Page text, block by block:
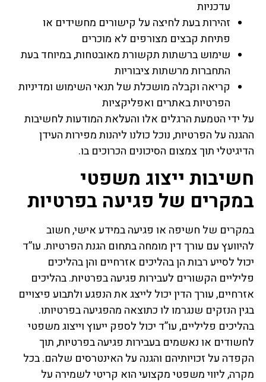
עדכניות
זהירות בעת לחיצה על קישורים מחשידים או
פתיחת קבצים מצורפים לא מוכרים
שימוש ברשתות תקשורת מאובטחות, במיוחד בעת
התחברות מרשתות ציבוריות
קריאה וקבלה מושכלת של תנאי השימוש ומדיניות
הפרטיות באתרים ואפליקציות
על ידי הטמעת הרגלים אלו והעלאת המודעות לחשיבות
ההגנה על הפרטיות, נוכל כולנו ליהנות מפירות העידן
הדיגיטלי תוך צמצום הסיכונים הכרוכים בו.
חשיבות ייצוג משפטי
במקרים של פגיעה בפרטיות
במקרים של חשיפה או פגיעה במידע אישי, חשוב
להיוועץ עם עורך דין מומחה בתחום הגנת הפרטיות. עו”ד
יכול לסייע רבות הן בהליכים אזרחיים והן בהליכים
פליליים הקשורים לעבירות פגיעה בפרטיות. בהליכים
אזרחיים, עורך הדין יכול לייצג את הנפגע ולתבוע פיצויים
בגין הנזקים שנגרמו לו כתוצאה מהפגיעה בפרטיותו.
בהליכים פליליים, עו”ד יכול לספק ייעוץ וייצוג משפטי
לחשודים או נאשמים בעבירות פגיעה בפרטיות, תוך
הקפדה על זכויותיהם והגנה על האינטרסים שלהם. בכל
מקרה, ליווי משפטי מקצועי הוא קריטי לשמירה על